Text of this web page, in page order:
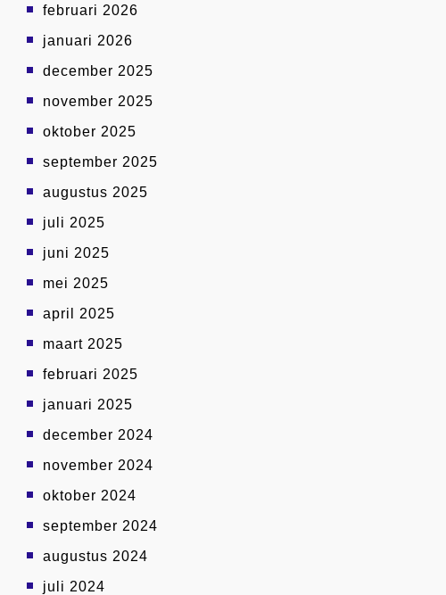
februari 2026
januari 2026
december 2025
november 2025
oktober 2025
september 2025
augustus 2025
juli 2025
juni 2025
mei 2025
april 2025
maart 2025
februari 2025
januari 2025
december 2024
november 2024
oktober 2024
september 2024
augustus 2024
juli 2024